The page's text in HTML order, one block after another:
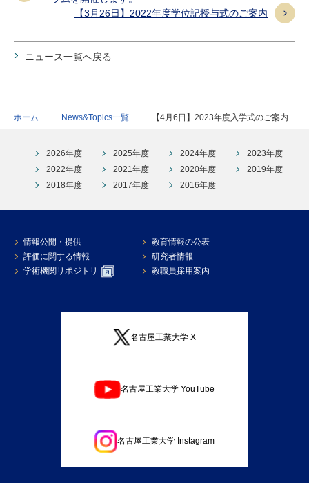
【3月26日】2022年度学位記授与式のご案内
ニュース一覧へ戻る
ホーム News&Topics一覧 【4月6日】2023年度入学式のご案内
2026年度 2025年度 2024年度
2023年度
2022年度
2021年度 2020年度
2019年度
2018年度
2017年度 2016年度
情報公開・提供
教育情報の公表
評価に関する情報
研究者情報
学術機関リポジトリ
教職員採用案内
名古屋工業大学 X
名古屋工業大学 YouTube
名古屋工業大学 Instagram